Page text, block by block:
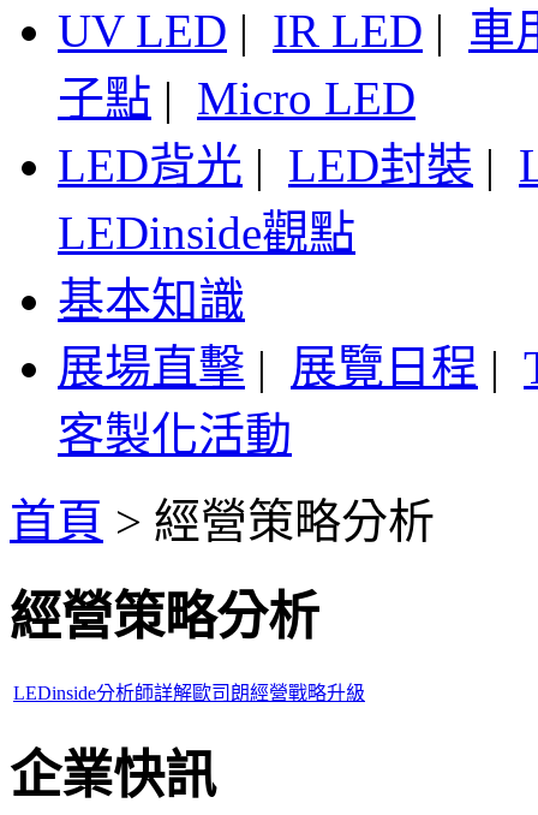
UV LED | IR LED | 車
子點 | Micro LED
LED背光 | LED封裝 |
LEDinside觀點
基本知識
展場直擊 | 展覽日程 |
客製化活動
首頁 > 經營策略分析
經營策略分析
LEDinside分析師詳解歐司朗經營戰略升級
企業快訊